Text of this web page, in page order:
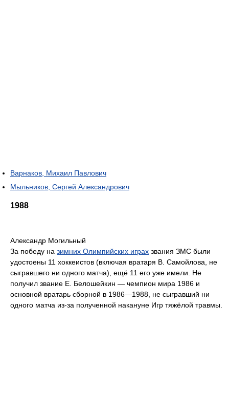
Варнаков, Михаил Павлович
Мыльников, Сергей Александрович
1988
Александр Могильный
За победу на зимних Олимпийских играх звания ЗМС были
удостоены 11 хоккеистов (включая вратаря В. Самойлова, не
сыгравшего ни одного матча), ещё 11 его уже имели. Не
получил звание Е. Белошейкин — чемпион мира 1986 и
основной вратарь сборной в 1986—1988, не сыгравший ни
одного матча из-за полученной накануне Игр тяжёлой травмы.